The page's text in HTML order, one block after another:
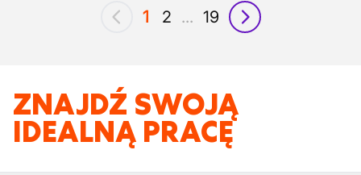
poprzedni
1 2 ... 19
następny
ZNAJDŹ SWOJĄ
IDEALNĄ PRACĘ